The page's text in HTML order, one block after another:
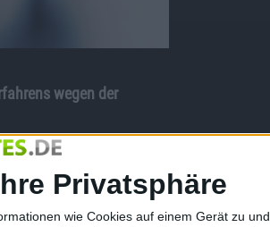
Privatsphäre
wie Cookies auf einem Gerät zu und
wegen der
erlebt hat. Das
zur Preisgestaltung von
annehmen lassen,